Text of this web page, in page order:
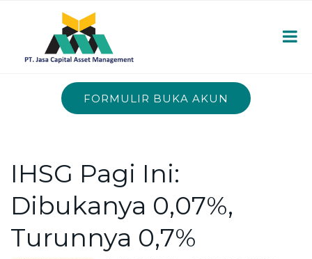
FORMULIR BUKA AKUN
IHSG Pagi Ini:
Dibukanya 0,07%,
Turunnya 0,7%